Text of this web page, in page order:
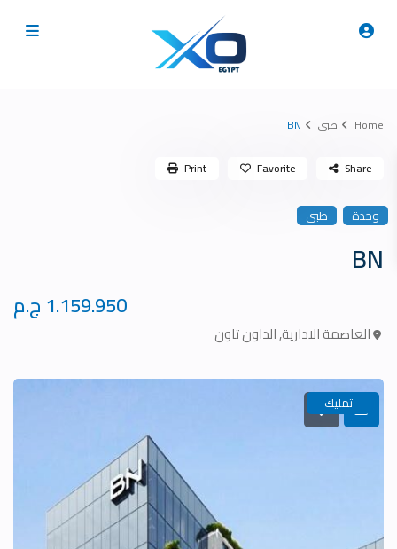
Home طبى BN
وحدة طبى
BN
العاصمة الادارية,الداون تاون
Share
Favorite
Print
تمليك